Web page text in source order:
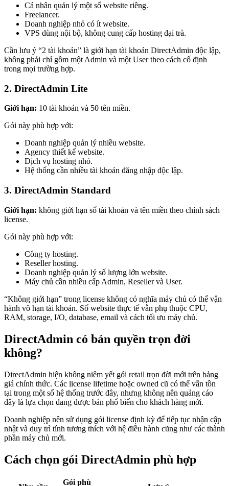
Cá nhân quản lý một số website riêng.
Freelancer.
Doanh nghiệp nhỏ có ít website.
VPS dùng nội bộ, không cung cấp hosting đại trà.
Cần lưu ý “2 tài khoản” là giới hạn tài khoản DirectAdmin độc lập,
không phải chỉ gồm một Admin và một User theo cách cố định
trong mọi trường hợp.
2. DirectAdmin Lite
Giới hạn: 10 tài khoản và 50 tên miền.
Gói này phù hợp với:
Doanh nghiệp quản lý nhiều website.
Agency thiết kế website.
Dịch vụ hosting nhỏ.
Hệ thống cần nhiều tài khoản đăng nhập độc lập.
3. DirectAdmin Standard
Giới hạn: không giới hạn số tài khoản và tên miền theo chính sách
license.
Gói này phù hợp với:
Công ty hosting.
Reseller hosting.
Doanh nghiệp quản lý số lượng lớn website.
Máy chủ cần nhiều cấp Admin, Reseller và User.
“Không giới hạn” trong license không có nghĩa máy chủ có thể vận
hành vô hạn tài khoản. Số website thực tế vẫn phụ thuộc CPU,
RAM, storage, I/O, database, email và cách tối ưu máy chủ.
DirectAdmin có bản quyền trọn đời
không?
DirectAdmin hiện không niêm yết gói retail trọn đời mới trên bảng
giá chính thức. Các license lifetime hoặc owned cũ có thể vẫn tồn
tại trong một số hệ thống trước đây, nhưng không nên quảng cáo
đây là lựa chọn đang được bán phổ biến cho khách hàng mới.
Doanh nghiệp nên sử dụng gói license định kỳ để tiếp tục nhận cập
nhật và duy trì tính tương thích với hệ điều hành cũng như các thành
phần máy chủ mới.
Cách chọn gói DirectAdmin phù hợp
Gói phù